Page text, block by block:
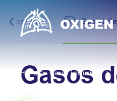
Home Gasos i solucions
Gasos
Gasos